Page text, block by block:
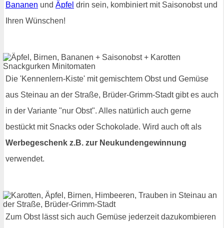
Bananen und Äpfel drin sein, kombiniert mit Saisonobst und
Ihren Wünschen!
Die 'Kennenlern-Kiste' mit gemischtem Obst und Gemüse
aus Steinau an der Straße, Brüder-Grimm-Stadt gibt es auch
in der Variante "nur Obst". Alles natürlich auch gerne
bestückt mit Snacks oder Schokolade. Wird auch oft als
Werbegeschenk z.B. zur Neukundengewinnung
verwendet.
Zum Obst lässt sich auch Gemüse jederzeit dazukombieren